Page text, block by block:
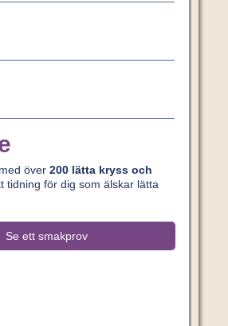
över 200 lätta kryss och
tidning för dig som älskar lätta
Se ett smakprov